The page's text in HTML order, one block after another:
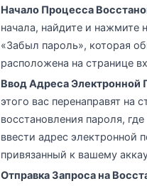
Начало Процесса
начала, найдите и нажмите
«Забыл пароль», которая
расположена на странице
Ввод Адреса Электронной
этого вас перенаправят на
восстановления пароля,
ввести адрес электронной
привязанный к вашему
Отправка Запроса на